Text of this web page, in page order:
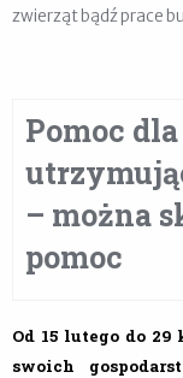
zwierząt bądź prace
Pomoc
– można
pomoc
Od 15 lutego do
swoich